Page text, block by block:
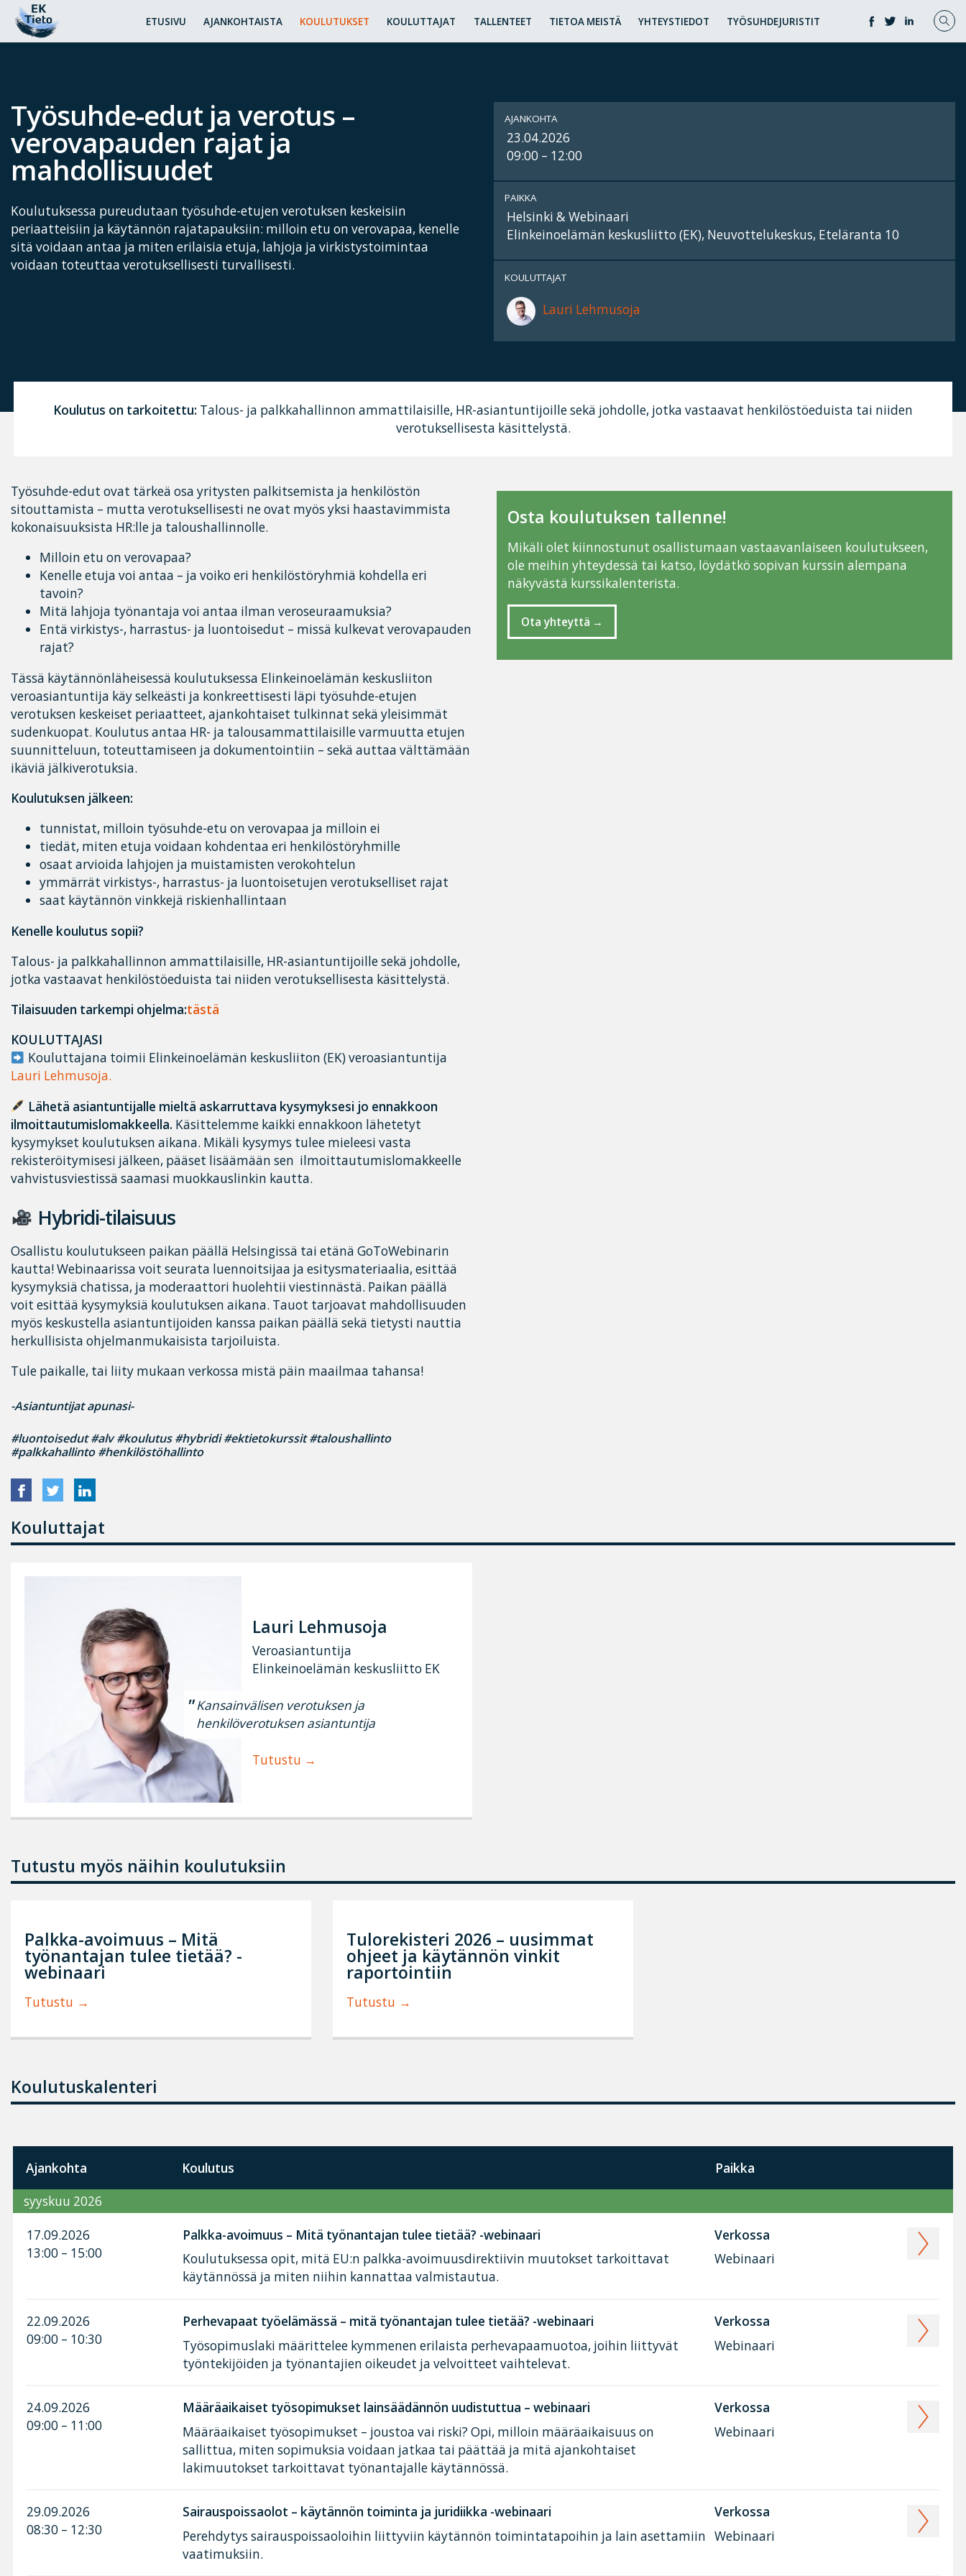
ETUSIVU AJANKOHTAISTA KOULUTUKSET KOULUTTAJAT TALLENTEET TIETOA MEISTÄ YHTEYSTIEDOT TYÖSUHDEJURISTIT
Työsuhde-edut ja verotus –
verovapauden rajat ja
mahdollisuudet
Koulutuksessa pureudutaan työsuhde-etujen verotuksen keskeisiin
periaatteisiin ja käytännön rajatapauksiin: milloin etu on verovapaa, kenelle
sitä voidaan antaa ja miten erilaisia etuja, lahjoja ja virkistystoimintaa
voidaan toteuttaa verotuksellisesti turvallisesti.
AJANKOHTA
23.04.2026
09:00 – 12:00
PAIKKA
Helsinki & Webinaari
Elinkeinoelämän keskusliitto (EK), Neuvottelukeskus, Eteläranta 10
KOULUTTAJAT
Lauri Lehmusoja
Koulutus on tarkoitettu: Talous- ja palkkahallinnon ammattilaisille, HR-asiantuntijoille sekä johdolle, jotka vastaavat henkilöstöeduista tai niiden
verotuksellisesta käsittelystä.
Työsuhde-edut ovat tärkeä osa yritysten palkitsemista ja henkilöstön
sitouttamista – mutta verotuksellisesti ne ovat myös yksi haastavimmista
kokonaisuuksista HR:lle ja taloushallinnolle.
Milloin etu on verovapaa?
Kenelle etuja voi antaa – ja voiko eri henkilöstöryhmiä kohdella eri
tavoin?
Mitä lahjoja työnantaja voi antaa ilman veroseuraamuksia?
Entä virkistys-, harrastus- ja luontoisedut – missä kulkevat verovapauden
rajat?
Tässä käytännönläheisessä koulutuksessa Elinkeinoelämän keskusliiton
veroasiantuntija käy selkeästi ja konkreettisesti läpi työsuhde-etujen
verotuksen keskeiset periaatteet, ajankohtaiset tulkinnat sekä yleisimmät
sudenkuopat. Koulutus antaa HR- ja talousammattilaisille varmuutta etujen
suunnitteluun, toteuttamiseen ja dokumentointiin – sekä auttaa välttämään
ikäviä jälkiverotuksia.
Koulutuksen jälkeen:
tunnistat, milloin työsuhde-etu on verovapaa ja milloin ei
tiedät, miten etuja voidaan kohdentaa eri henkilöstöryhmille
osaat arvioida lahjojen ja muistamisten verokohtelun
ymmärrät virkistys-, harrastus- ja luontoisetujen verotukselliset rajat
saat käytännön vinkkejä riskienhallintaan
Kenelle koulutus sopii?
Talous- ja palkkahallinnon ammattilaisille, HR-asiantuntijoille sekä johdolle,
jotka vastaavat henkilöstöeduista tai niiden verotuksellisesta käsittelystä.
Tilaisuuden tarkempi ohjelma:tästä
KOULUTTAJASI
Kouluttajana toimii Elinkeinoelämän keskusliiton (EK) veroasiantuntija
Lauri Lehmusoja.
Lähetä asiantuntijalle mieltä askarruttava kysymyksesi jo ennakkoon
ilmoittautumislomakkeella. Käsittelemme kaikki ennakkoon lähetetyt
kysymykset koulutuksen aikana. Mikäli kysymys tulee mieleesi vasta
rekisteröitymisesi jälkeen, pääset lisäämään sen ilmoittautumislomakkeelle
vahvistusviestissä saamasi muokkauslinkin kautta.
Hybridi-tilaisuus
Osallistu koulutukseen paikan päällä Helsingissä tai etänä GoToWebinarin
kautta! Webinaarissa voit seurata luennoitsijaa ja esitysmateriaalia, esittää
kysymyksiä chatissa, ja moderaattori huolehtii viestinnästä. Paikan päällä
voit esittää kysymyksiä koulutuksen aikana. Tauot tarjoavat mahdollisuuden
myös keskustella asiantuntijoiden kanssa paikan päällä sekä tietysti nauttia
herkullisista ohjelmanmukaisista tarjoiluista.
Tule paikalle, tai liity mukaan verkossa mistä päin maailmaa tahansa!
-Asiantuntijat apunasi-
#luontoisedut #alv #koulutus #hybridi #ektietokurssit #taloushallinto
#palkkahallinto #henkilöstöhallinto
Osta koulutuksen tallenne!
Mikäli olet kiinnostunut osallistumaan vastaavanlaiseen koulutukseen,
ole meihin yhteydessä tai katso, löydätkö sopivan kurssin alempana
näkyvästä kurssikalenterista.
Ota yhteyttä
Kouluttajat
Lauri Lehmusoja
Veroasiantuntija
Elinkeinoelämän keskusliitto EK
Kansainvälisen verotuksen ja
henkilöverotuksen asiantuntija
Tutustu
Tutustu myös näihin koulutuksiin
Palkka-avoimuus – Mitä
työnantajan tulee tietää? -
webinaari
Tutustu
Tulorekisteri 2026 – uusimmat
ohjeet ja käytännön vinkit
raportointiin
Tutustu
Koulutuskalenteri
Ajankohta Koulutus Paikka
syyskuu 2026
17.09.2026
13:00 – 15:00
Palkka-avoimuus – Mitä työnantajan tulee tietää? -webinaari
Koulutuksessa opit, mitä EU:n palkka-avoimuusdirektiivin muutokset tarkoittavat
käytännössä ja miten niihin kannattaa valmistautua.
Verkossa
Webinaari
22.09.2026
09:00 – 10:30
Perhevapaat työelämässä – mitä työnantajan tulee tietää? -webinaari
Työsopimuslaki määrittelee kymmenen erilaista perhevapaamuotoa, joihin liittyvät
työntekijöiden ja työnantajien oikeudet ja velvoitteet vaihtelevat.
Verkossa
Webinaari
24.09.2026
09:00 – 11:00
Määräaikaiset työsopimukset lainsäädännön uudistuttua – webinaari
Määräaikaiset työsopimukset – joustoa vai riski? Opi, milloin määräaikaisuus on
sallittua, miten sopimuksia voidaan jatkaa tai päättää ja mitä ajankohtaiset
lakimuutokset tarkoittavat työnantajalle käytännössä.
Verkossa
Webinaari
29.09.2026
08:30 – 12:30
Sairauspoissaolot – käytännön toiminta ja juridiikka -webinaari
Perehdytys sairauspoissaoloihin liittyviin käytännön toimintatapoihin ja lain asettamiin
vaatimuksiin.
Verkossa
Webinaari